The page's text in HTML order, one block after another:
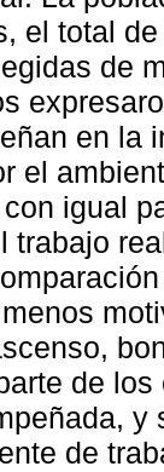
el total
de
en la
el
igual
trabajo
de
de